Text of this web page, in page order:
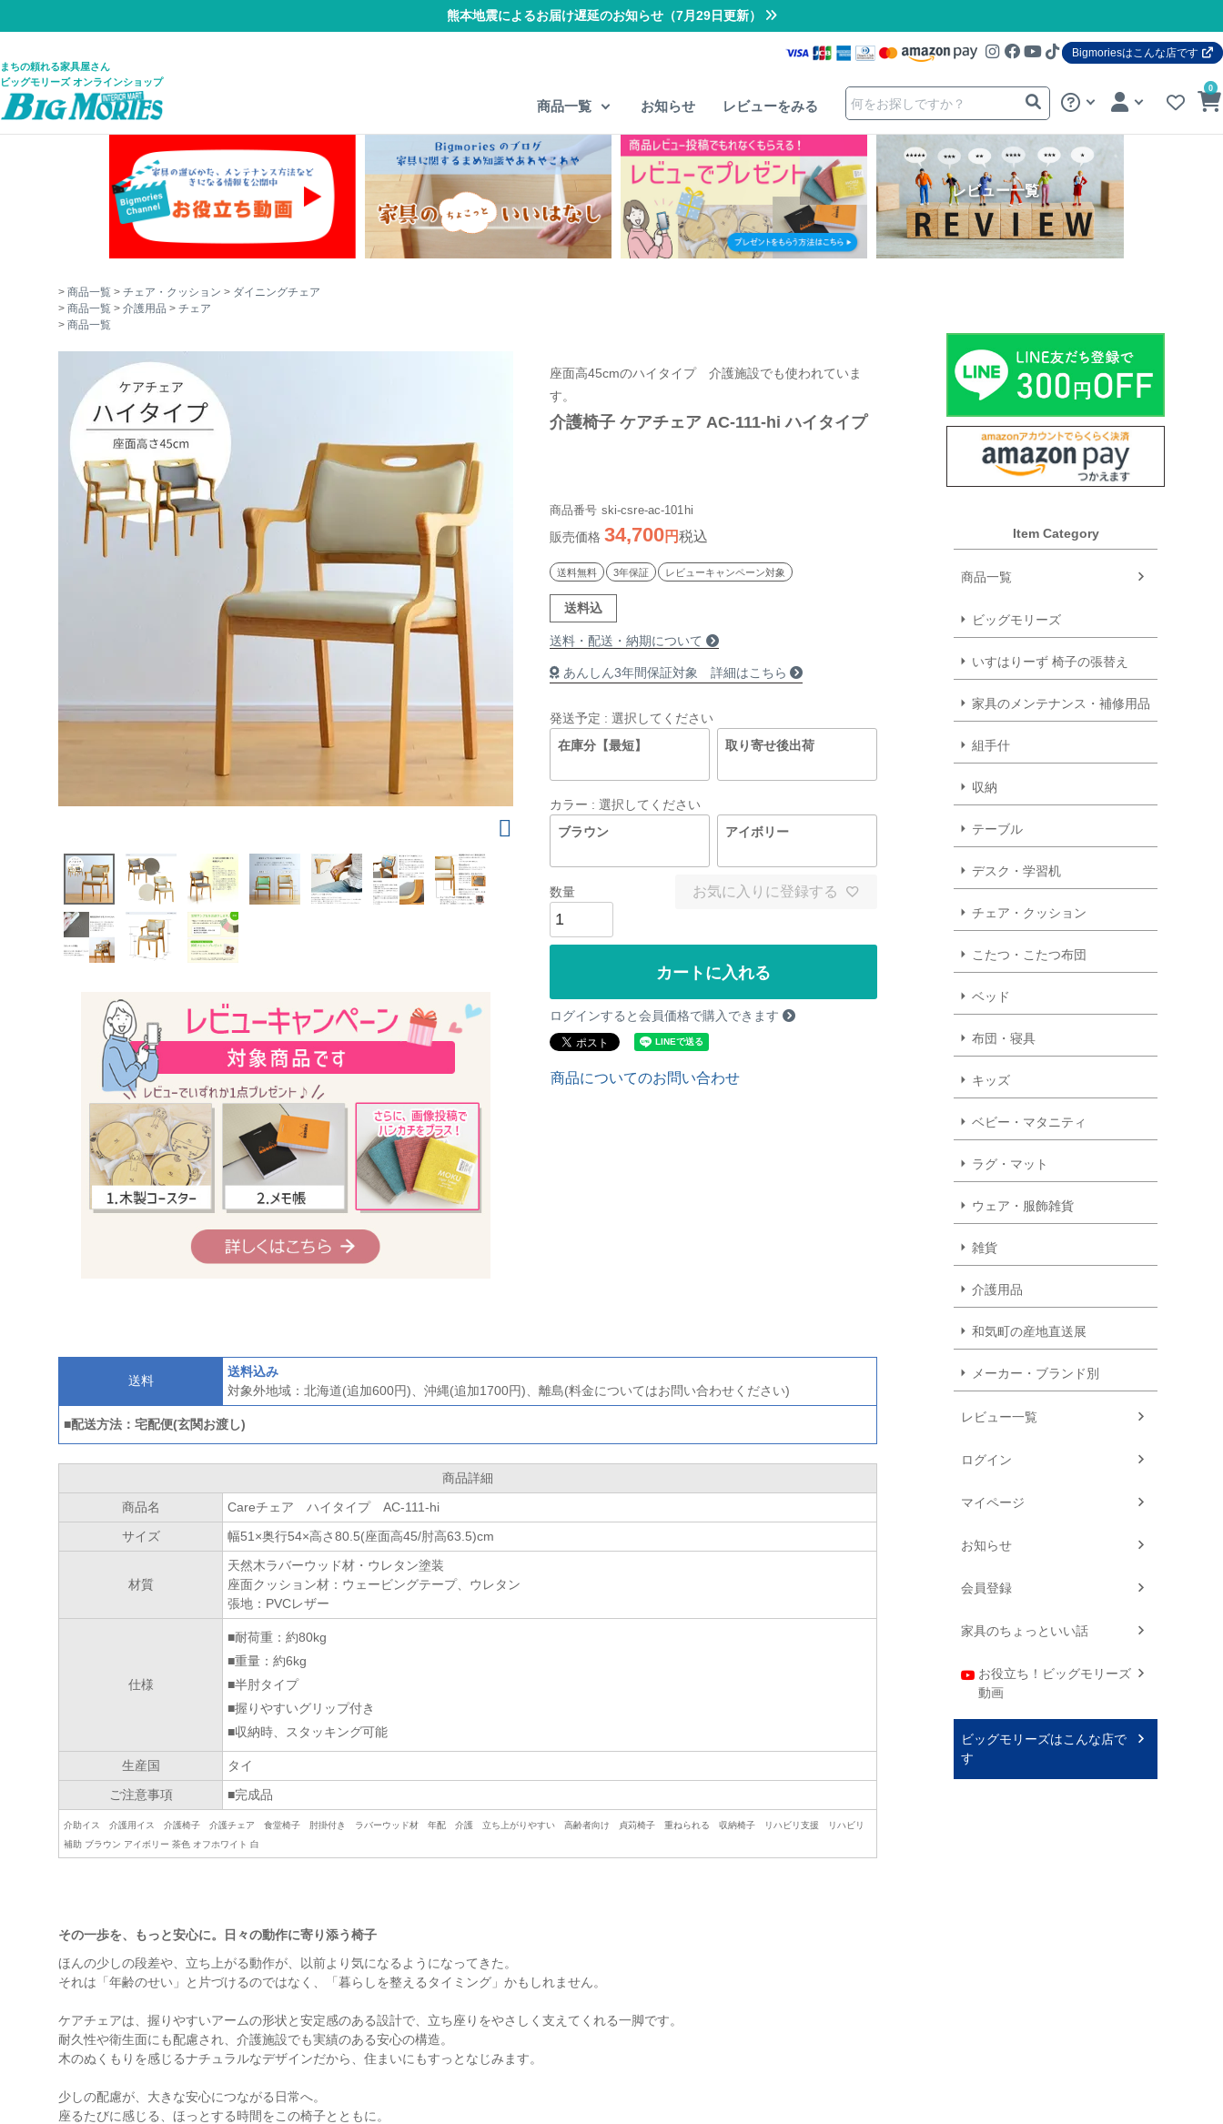
熊本地震によるお届け遅延のお知らせ（7月29日更新）
Bigmoriesはこんな店です
まちの頼れる家具屋さん
ビッグモリーズ オンラインショップ
商品一覧 お知らせ レビューをみる
0
レビュー一覧
商品一覧 チェア・クッション
ダイニングチェア
商品一覧
介護用品
チェア
商品一覧
座面高45cmのハイタイプ 介護施設でも使われていま
す。
介護椅子 ケアチェア AC-111-hi ハイタイプ
商品番号 ski-csre-ac-101hi
販売価格 34,700 税込
送料無料 3年保証 レビューキャンペーン対象
送料込
送料・配送・納期について
あんしん3年間保証対象 詳細はこちら
発送予定
選択してください
在庫分【最短】
取り寄せ後出荷
カラー
選択してください
ブラウン
アイボリー
お気に入りに登録する
カートに入れる
ログインすると会員価格で購入できます
商品についてのお問い合わせ
送料
送料込み
対象外地域：北海道(追加600円)、沖縄(追加1700円)、離島(料金についてはお問い合わせください)
■配送方法：宅配便(玄関お渡し)
商品詳細
商品名
Careチェア ハイタイプ AC-111-hi
サイズ
幅51×奥行54×高さ80.5(座面高45/肘高63.5)cm
材質
天然木ラバーウッド材・ウレタン塗装
座面クッション材：ウェービングテープ、ウレタン
張地：PVCレザー
仕様
■耐荷重：約80kg
■重量：約6kg
■半肘タイプ
■握りやすいグリップ付き
■収納時、スタッキング可能
生産国
タイ
ご注意事項
■完成品
介助イス 介護用イス 介護椅子 介護チェア 食堂椅子 肘掛付き ラバーウッド材 年配 介護 立ち上がりやすい 高齢者向け 貞苅椅子 重ねられる 収納椅子 リハビリ支援 リハビリ
補助 ブラウン アイボリー 茶色 オフホワイト 白
その一歩を、もっと安心に。日々の動作に寄り添う椅子
ほんの少しの段差や、立ち上がる動作が、以前より気になるようになってきた。
それは「年齢のせい」と片づけるのではなく、「暮らしを整えるタイミング」かもしれません。
ケアチェアは、握りやすいアームの形状と安定感のある設計で、立ち座りをやさしく支えてくれる一脚です。
耐久性や衛生面にも配慮され、介護施設でも実績のある安心の構造。
木のぬくもりを感じるナチュラルなデザインだから、住まいにもすっとなじみます。
少しの配慮が、大きな安心につながる日常へ。
座るたびに感じる、ほっとする時間をこの椅子とともに。
Item Category
商品一覧
ビッグモリーズ
いすはりーず 椅子の張替え
家具のメンテナンス・補修用品
組手什
収納
テーブル
デスク・学習机
チェア・クッション
こたつ・こたつ布団
ベッド
布団・寝具
キッズ
ベビー・マタニティ
ラグ・マット
ウェア・服飾雑貨
雑貨
介護用品
和気町の産地直送展
メーカー・ブランド別
レビュー一覧
ログイン
マイページ
お知らせ
会員登録
家具のちょっといい話
お役立ち！ビッグモリーズ
動画
ビッグモリーズはこんな店で
す